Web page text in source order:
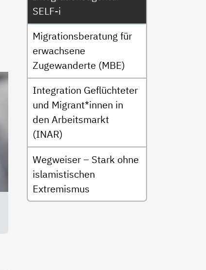
SELF-i
Migrationsberatung für
erwachsene
Zugewanderte (MBE)
Integration Geflüchteter
und Migrant*innen in
den Arbeitsmarkt
(INAR)
Wegweiser – Stark ohne
islamistischen
Extremismus